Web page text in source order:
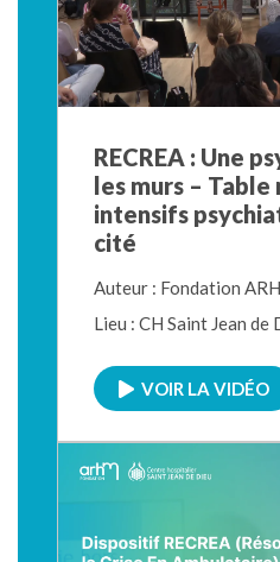
RECREA : Une
les murs – Table
intensifs
cité
Auteur : Fondation
Lieu : CH Saint Jean de
VOIR LA VIDÉO